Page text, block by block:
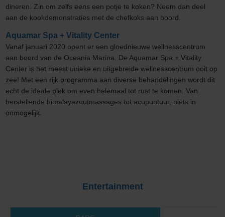
dineren. Zin om zelfs eens een potje te koken? Neem dan deel
aan de kookdemonstraties met de chefkoks aan boord.
Aquamar Spa + Vitality Center
Vanaf januari 2020 opent er een gloednieuwe wellnesscentrum
aan boord van de Oceania Marina. De Aquamar Spa + Vitality
Center is het meest unieke en uitgebreide wellnesscentrum ooit op
zee! Met een rijk programma aan diverse behandelingen wordt dit
echt de ideale plek om even helemaal tot rust te komen. Van
herstellende himalayazoutmassages tot acupuntuur, niets in
onmogelijk.
Entertainment